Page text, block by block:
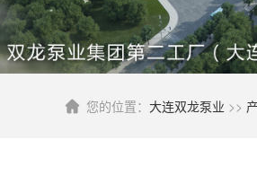
您的位置： 大连双龙泵业 >>